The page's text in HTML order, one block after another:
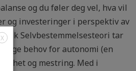
og du føler deg vel, hva vil
og investeringer i perspektiv av
Selvbestemmelsesteori tar
behov for autonomi (en
og mestring. Med i
X